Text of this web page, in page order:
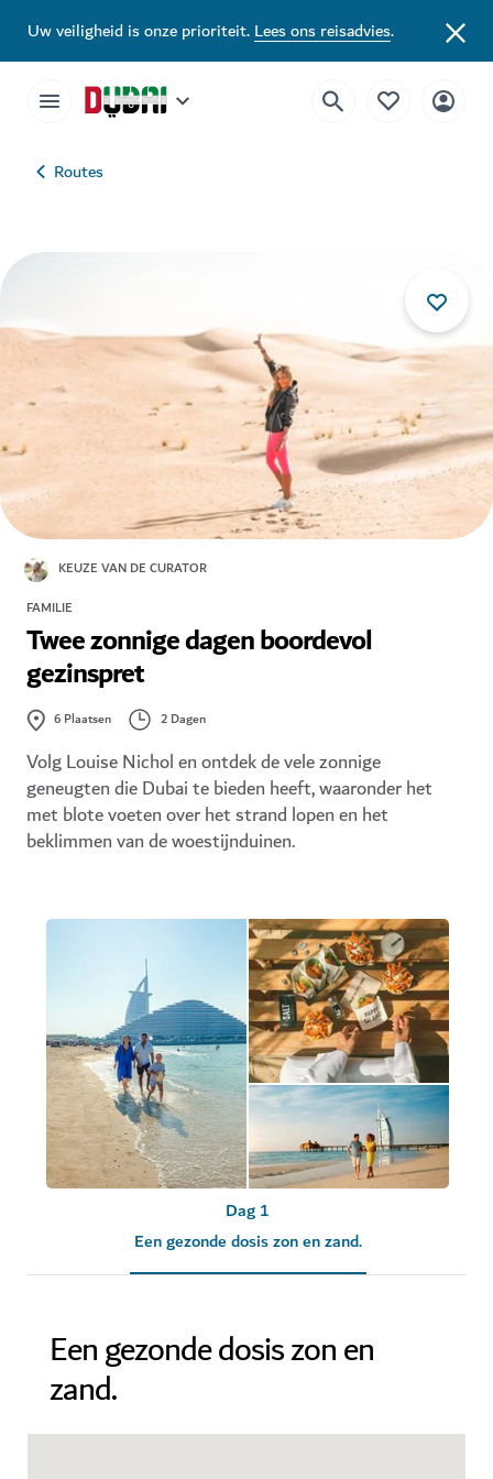
Uw veiligheid is onze prioriteit.Lees ons reisadvies.
Routes
KEUZE VAN DE CURATOR
FAMILIE
Twee zonnige dagen boordevol
gezinspret
6 Plaatsen 2 Dagen
Volg Louise Nichol en ontdek de vele zonnige
geneugten die Dubai te bieden heeft, waaronder het
met blote voeten over het strand lopen en het
beklimmen van de woestijnduinen.
Dag 1
Een gezonde dosis zon en zand.
Een gezonde dosis zon en
zand.